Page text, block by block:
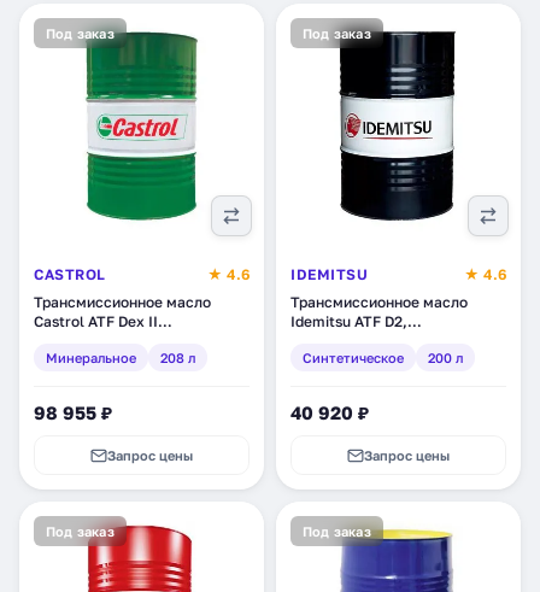
Под заказ
CASTROL
★ 4.6
Трансмиссионное масло
Castrol ATF Dex II
208 л (4672370087)
Минеральное 208 л
98 955 ₽
Запрос цены
Под заказ
IDEMITSU
★ 4.6
Трансмиссионное масло
Idemitsu ATF D2,
200)
Синтетическое 200 л
40 920 ₽
Запрос цены
Под заказ Под заказ